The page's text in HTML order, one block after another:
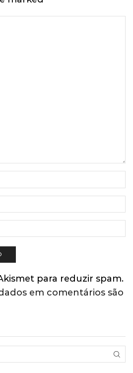
para reduzir spam.
em comentários são